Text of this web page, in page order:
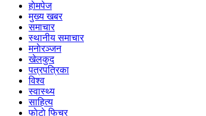
हाेमपेज
मुख्य खबर
समाचार
स्थानीय समाचार
मनाेरञ्जन
खेलकुद
पत्रपत्रिका
विश्व
स्वास्थ्य
साहित्य
फाेटाे फिचर